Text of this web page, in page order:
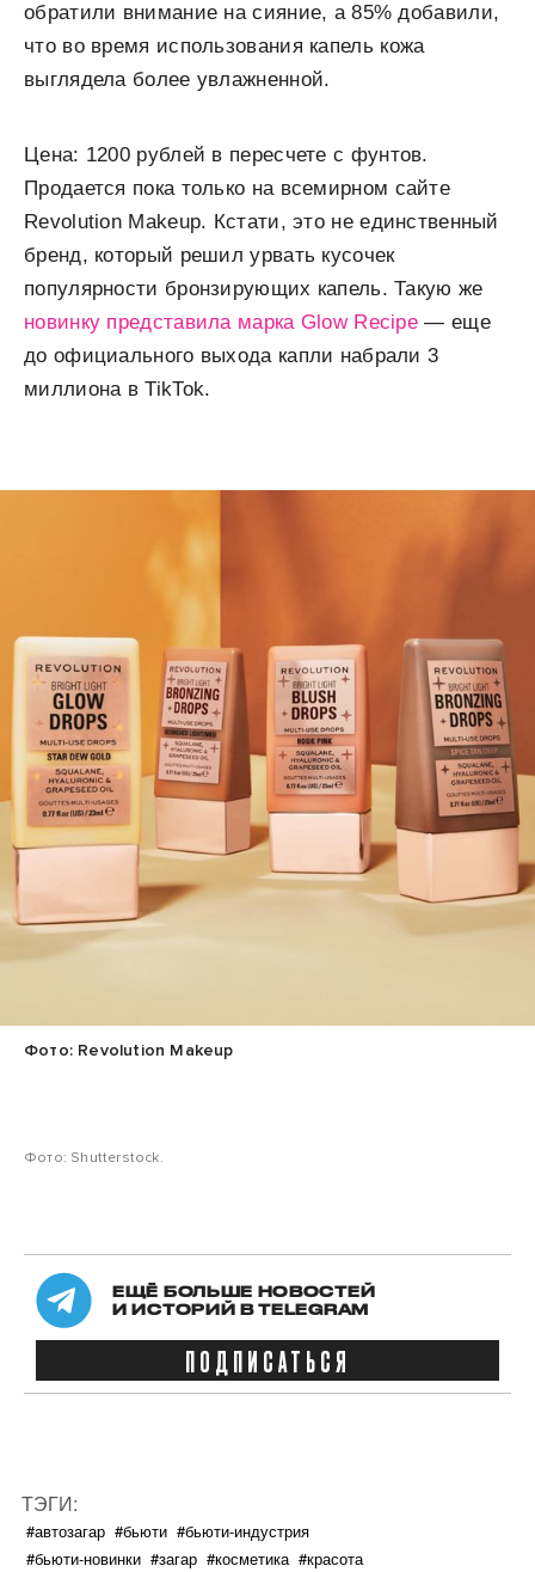
обратили внимание на сияние, а 85% добавили,
что во время использования капель кожа
выглядела более увлажненной.
Цена: 1200 рублей в пересчете с фунтов.
Продается пока только на всемирном сайте
Revolution Makeup. Кстати, это не единственный
бренд, который решил урвать кусочек
популярности бронзирующих капель. Такую же
новинку представила марка Glow Recipe— еще
до официального выхода капли набрали 3
миллиона в TikTok.
Фото: Revolution Makeup
Фото: Shutterstock.
ЕЩЁ БОЛЬШЕ НОВОСТЕЙ
И ИСТОРИЙ В TELEGRAM
ПОДПИСАТЬСЯ
ТЭГИ:
#автозагар #бьюти #бьюти-индустрия
#бьюти-новинки #загар #косметика #красота